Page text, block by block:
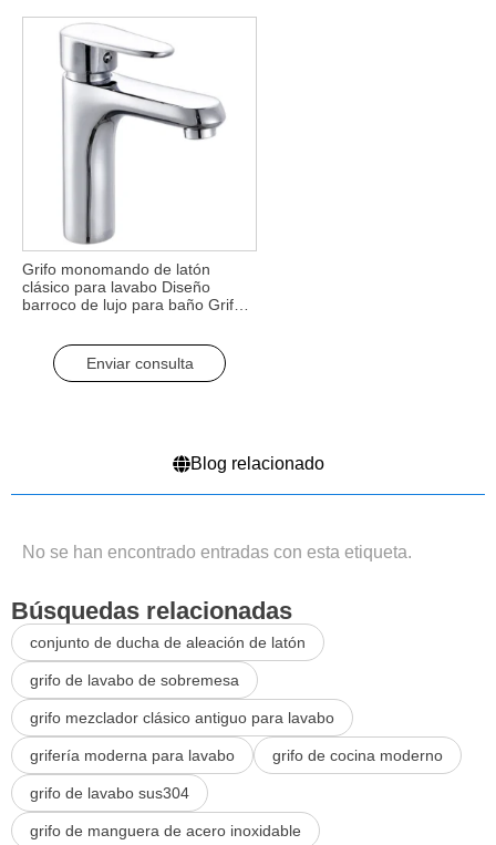
Grifo monomando de latón
clásico para lavabo Diseño
barroco de lujo para baño Grifo
Enviar consulta
Blog relacionado
No se han encontrado entradas con esta etiqueta.
Búsquedas relacionadas
conjunto de ducha de aleación de latón
grifo de lavabo de sobremesa
grifo mezclador clásico antiguo para lavabo
grifería moderna para lavabo grifo de cocina moderno
grifo de lavabo sus304
grifo de manguera de acero inoxidable